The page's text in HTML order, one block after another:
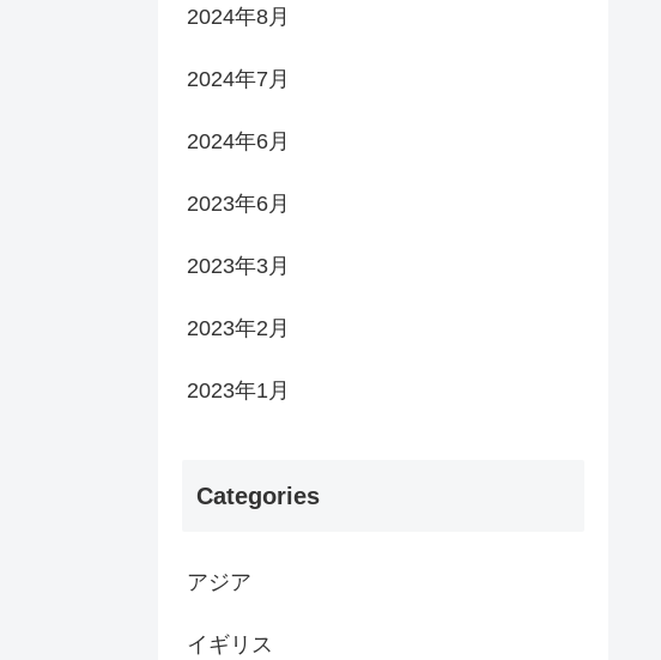
2024年8月
2024年7月
2024年6月
2023年6月
2023年3月
2023年2月
2023年1月
Categories
アジア
イギリス